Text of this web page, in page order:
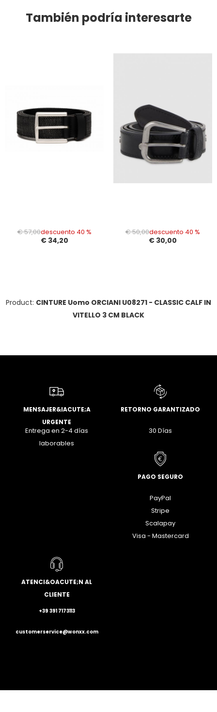
También podría interesarte
€ 57,00descuento 40 %
€ 34,20
€ 50,00descuento 40 %
€ 30,00
Product: CINTURE Uomo ORCIANI U08271 - CLASSIC CALF IN
VITELLO 3 CM BLACK
MENSAJER&IACUTE;A
URGENTE
Entrega en 2-4 días
laborables
RETORNO GARANTIZADO
30 Días
PAGO SEGURO
PayPal
Stripe
Scalapay
Visa - Mastercard
ATENCI&OACUTE;N AL
CLIENTE
+39 391 7173113
customerservice@wonxx.com